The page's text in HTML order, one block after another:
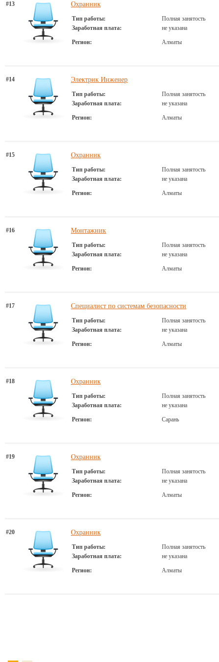
#13 Охранник
Тип работы:
Полная занятость
Заработная плата:
не указана
Регион: Алматы
#14 Электрик Инженер
Тип работы:
Полная занятость
Заработная плата:
не указана
Регион: Алматы
#15 Охранник
Тип работы:
Полная занятость
Заработная плата:
не указана
Регион: Алматы
#16 Монтажник
Тип работы:
Полная занятость
Заработная плата:
не указана
Регион: Алматы
#17 Специалист по системам безопасности
Тип работы:
Полная занятость
Заработная плата:
не указана
Регион: Алматы
#18 Охранник
Тип работы:
Полная занятость
Заработная плата:
не указана
Регион: Сарань
#19 Охранник
Тип работы:
Полная занятость
Заработная плата:
не указана
Регион: Алматы
#20 Охранник
Тип работы:
Полная занятость
Заработная плата:
не указана
Регион: Алматы